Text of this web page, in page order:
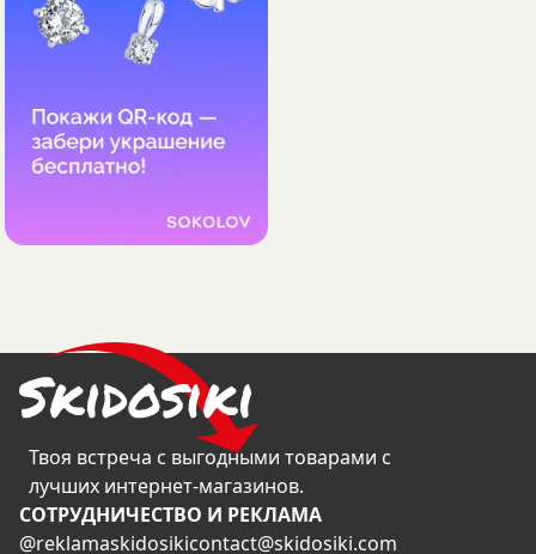
Твоя встреча с выгодными товарами с
лучших интернет-магазинов.
CОТРУДНИЧЕСТВО И РЕКЛАМА
@reklamaskidosikicontact@skidosiki.com